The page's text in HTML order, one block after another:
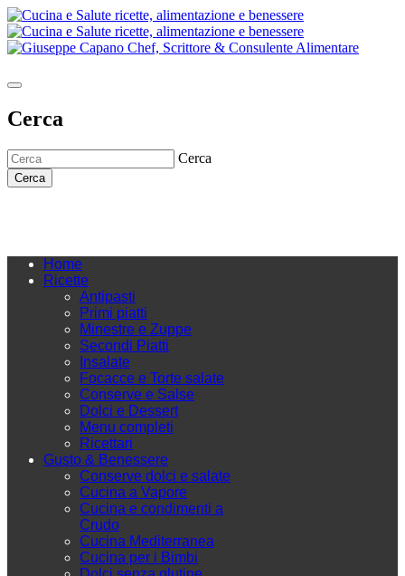
Cerca
Cerca
Cerca
Home
Ricette
Antipasti
Primi piatti
Minestre e Zuppe
Secondi Piatti
Insalate
Focacce e Torte salate
Conserve e Salse
Dolci e Dessert
Menu completi
Ricettari
Gusto & Benessere
Conserve dolci e salate
Cucina a Vapore
Cucina e condimenti a
Crudo
Cucina Mediterranea
Cucina per i Bimbi